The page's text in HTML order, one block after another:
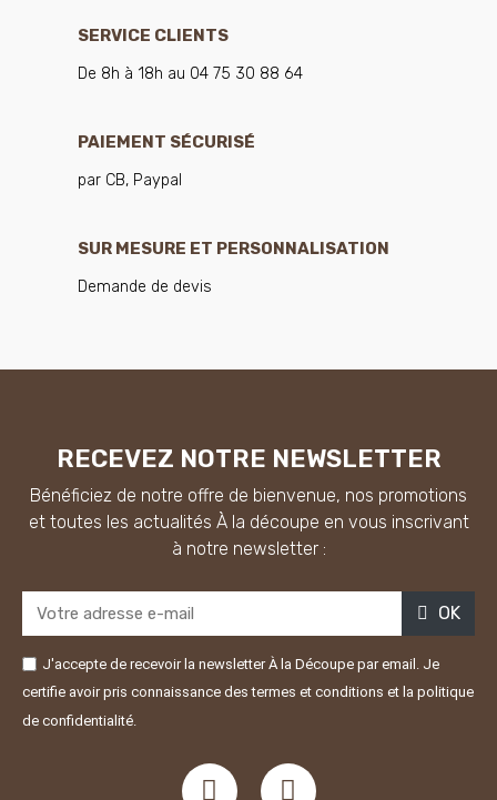
SERVICE CLIENTS
De 8h à 18h au 04 75 30 88 64
PAIEMENT SÉCURISÉ
par CB, Paypal
SUR MESURE ET PERSONNALISATION
Demande de devis
RECEVEZ NOTRE NEWSLETTER
Bénéficiez de notre offre de bienvenue, nos promotions
et toutes les actualités À la découpe en vous inscrivant
à notre newsletter :
OK
J'accepte de recevoir la newsletter À la Découpe par email. Je
certifie avoir pris connaissance des termes et conditions et la politique
de confidentialité.